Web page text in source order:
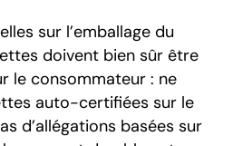
sur l’emballage du
doivent bien sûr être
le consommateur : ne
auto-certifiées sur le
d’allégations basées sur